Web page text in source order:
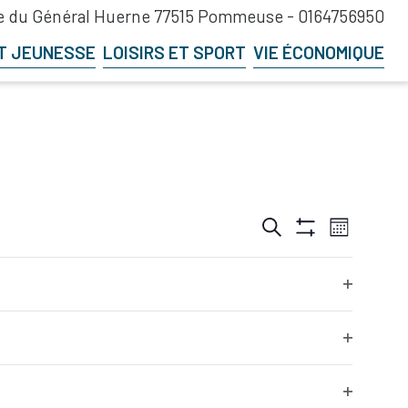
du Général Huerne 77515 Pommeuse - 0164756950
JEUNESSE LOISIRS ET SPORT VIE ÉCONOMIQUE
Recherche
et
navigation
Évènements
Recherche
Filters
Navigation
de
vues
Mois
évènement,
évènement,